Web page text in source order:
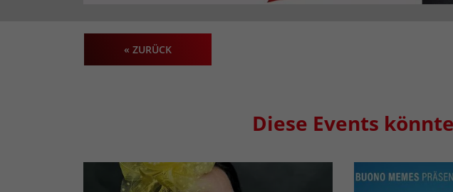
« ZURÜCK
Diese Events